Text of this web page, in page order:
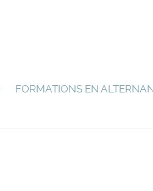
FORMATIONS EN